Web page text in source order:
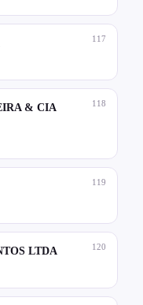
117
118
& CIA
119
120
LTDA